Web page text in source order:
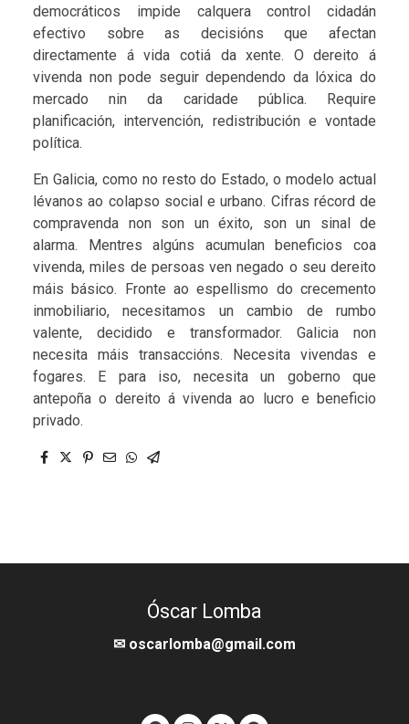
democráticos impide calquera control cidadán
efectivo sobre as decisións que afectan
directamente á vida cotiá da xente. O dereito á
vivenda non pode seguir dependendo da lóxica do
mercado nin da caridade pública. Require
planificación, intervención, redistribución e vontade
política.
En Galicia, como no resto do Estado, o modelo actual
lévanos ao colapso social e urbano. Cifras récord de
compravenda non son un éxito, son un sinal de
alarma. Mentres algúns acumulan beneficios coa
vivenda, miles de persoas ven negado o seu dereito
máis básico. Fronte ao espellismo do crecemento
inmobiliario, necesitamos un cambio de rumbo
valente, decidido e transformador. Galicia non
necesita máis transaccións. Necesita vivendas e
fogares. E para iso, necesita un goberno que
antepoña o dereito á vivenda ao lucro e beneficio
privado.
Óscar Lomba
✉ oscarlomba@gmail.com